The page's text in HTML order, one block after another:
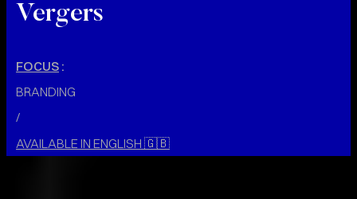
Vergers
FOCUS :
BRANDING
/
AVAILABLE IN ENGLISH 🇬🇧